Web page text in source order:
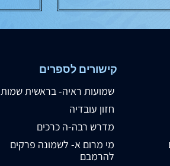
קישורים לספרים
שמועות ראיה- בראשית שמות
חזון עובדיה
מדרש רבה-ה כרכים
מי מרום א- לשמונה פרקים
להרמבם